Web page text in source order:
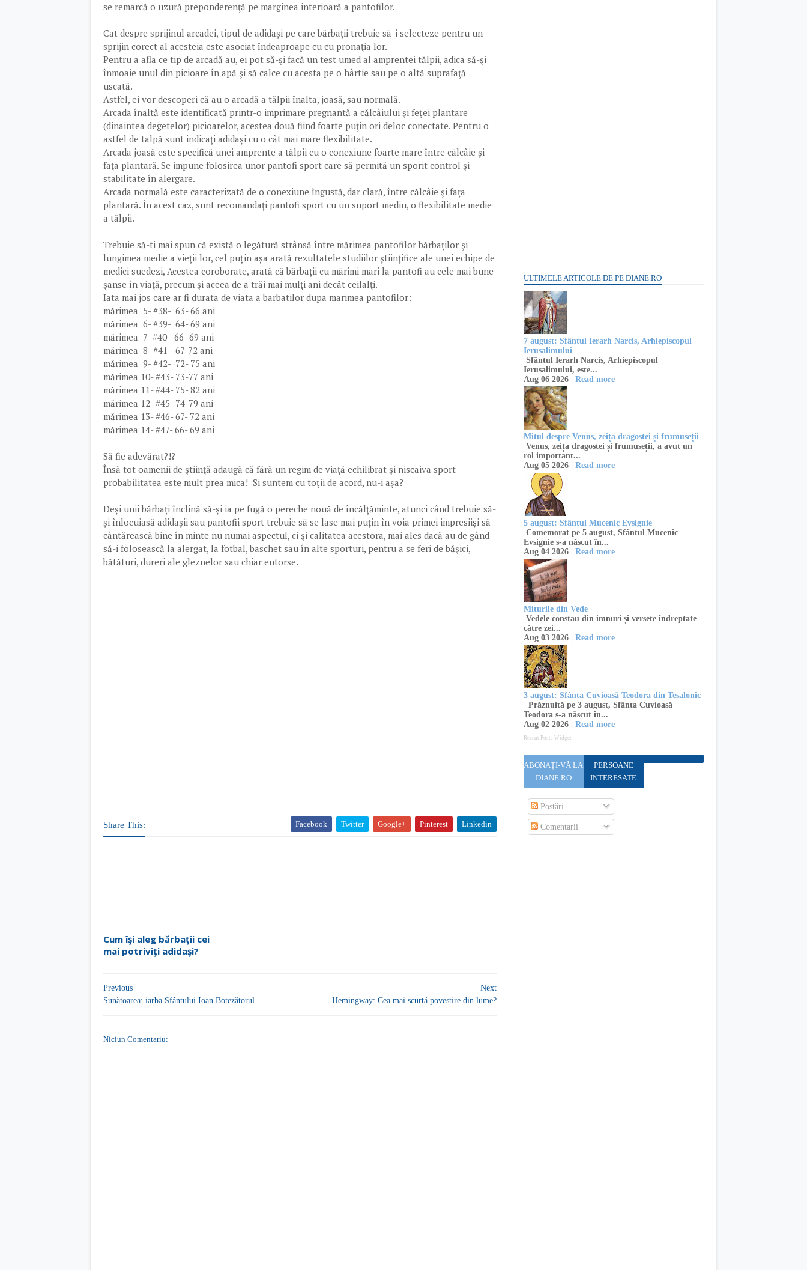
se remarcă o uzură preponderenţă pe marginea interioară a pantofilor.
Cat despre sprijinul arcadei, tipul de adidaşi pe care bărbaţii trebuie să-i selecteze pentru un
sprijin corect al acesteia este asociat îndeaproape cu cu pronaţia lor.
Pentru a afla ce tip de arcadă au, ei pot să-şi facă un test umed al amprentei tălpii, adica să-şi
înmoaie unul din picioare în apă şi să calce cu acesta pe o hârtie sau pe o altă suprafaţă
uscată.
Astfel, ei vor descoperi că au o arcadă a tălpii înalta, joasă, sau normală.
Arcada înaltă este identificată printr-o imprimare pregnantă a călcâiului şi feței plantare
(dinaintea degetelor) picioarelor, acestea două fiind foarte puţin ori deloc conectate. Pentru o
astfel de talpă sunt indicaţi adidaşi cu o cât mai mare flexibilitate.
Arcada joasă este specifică unei amprente a tălpii cu o conexiune foarte mare între călcâie şi
faţa plantară. Se impune folosirea unor pantofi sport care să permită un sporit control şi
stabilitate în alergare.
Arcada normală este caracterizată de o conexiune îngustă, dar clară, între călcâie şi faţa
plantară. În acest caz, sunt recomandaţi pantofi sport cu un suport mediu, o flexibilitate medie
a tălpii.
Trebuie să-ti mai spun că există o legătură strânsă între mărimea pantofilor bărbaţilor şi
lungimea medie a vieţii lor, cel puțin așa arată rezultatele studiilor ştiinţifice ale unei echipe de
medici suedezi, Acestea coroborate, arată că bărbaţii cu mărimi mari la pantofi au cele mai bune
şanse în viaţă, precum şi aceea de a trăi mai mulţi ani decât ceilalţi.
Iata mai jos care ar fi durata de viata a barbatilor dupa marimea pantofilor:
mărimea 5- #38- 63- 66 ani
mărimea 6- #39- 64- 69 ani
mărimea 7- #40 - 66- 69 ani
mărimea 8- #41- 67-72 ani
mărimea 9- #42- 72- 75 ani
mărimea 10- #43- 73-77 ani
mărimea 11- #44- 75- 82 ani
mărimea 12- #45- 74-79 ani
mărimea 13- #46- 67- 72 ani
mărimea 14- #47- 66- 69 ani
Să fie adevărat?!?
Însă tot oamenii de ştiinţă adaugă că fără un regim de viaţă echilibrat şi niscaiva sport
probabilitatea este mult prea mica! Si suntem cu toții de acord, nu-i așa?
Deşi unii bărbaţi înclină să-şi ia pe fugă o pereche nouă de încălţăminte, atunci când trebuie să-
şi înlocuiasă adidaşii sau pantofii sport trebuie să se lase mai puţin în voia primei impresiişi să
cântărească bine în minte nu numai aspectul, ci şi calitatea acestora, mai ales dacă au de gând
să-i folosească la alergat, la fotbal, baschet sau în alte sporturi, pentru a se feri de băşici,
bătături, dureri ale gleznelor sau chiar entorse.
Share This: Facebook Twitter Google+ Pinterest Linkedin
Cum îşi aleg bărbaţii cei
mai potriviţi adidaşi?
Next
Hemingway: Cea mai scurtă povestire din lume?
Previous
Sunătoarea: iarba Sfântului Ioan Botezătorul
Niciun Comentariu:
ULTIMELE ARTICOLE DE PE DIANE.RO
7 august: Sfântul Ierarh Narcis, Arhiepiscopul
Ierusalimului
Sfântul Ierarh Narcis, Arhiepiscopul
Ierusalimului, este...
Aug 06 2026 | Read more
Mitul despre Venus, zeița dragostei și frumuseții
Venus, zeița dragostei și frumuseții, a avut un
rol important...
Aug 05 2026 | Read more
5 august: Sfântul Mucenic Evsignie
Comemorat pe 5 august, Sfântul Mucenic
Evsignie s-a născut în...
Aug 04 2026 | Read more
Miturile din Vede
Vedele constau din imnuri și versete îndreptate
către zei...
Aug 03 2026 | Read more
3 august: Sfânta Cuvioasă Teodora din Tesalonic
Prăznuită pe 3 august, Sfânta Cuvioasă
Teodora s-a născut în...
Aug 02 2026 | Read more
Recent Posts Widget
ABONAȚI-VĂ LA
DIANE.RO
PERSOANE
INTERESATE
Postări
Comentarii